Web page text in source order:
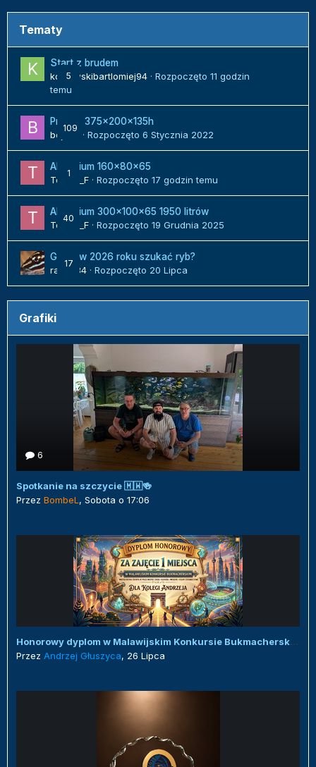
Tematy
5
Start z brudem
kozlowskibartlomiej94 · Rozpoczęto 11 godzin
temu
109
Projekt 375x200x135h
bojack
· Rozpoczęto 6 Stycznia 2022
1
Akwarium 160x80x65
Tomek_F · Rozpoczęto 17 godzin temu
40
Akwarium 300x100x65 1950 litrów
Tomek_F · Rozpoczęto 19 Grudnia 2025
17
Gdzie w 2026 roku szukać ryb?
radek84 · Rozpoczęto 20 Lipca
Grafiki
6
Spotkanie na szczycie 🇲🇼🍻
Przez BombeL , Sobota o 17:06
Honorowy dyplom w Malawijskim Konkursie Bukmacherskim :)
Przez Andrzej Głuszyca, 26 Lipca